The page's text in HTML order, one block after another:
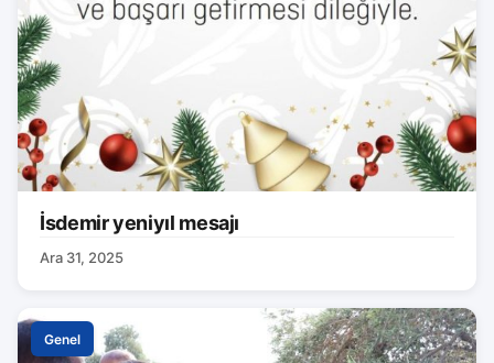
İsdemir yeniyıl mesajı
Ara 31, 2025
Genel